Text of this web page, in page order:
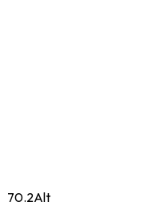
70.2Alt